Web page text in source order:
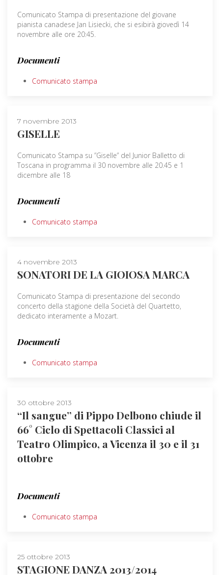
Comunicato Stampa di presentazione del giovane
pianista canadese Jan Lisiecki, che si esibirà giovedì 14
novembre alle ore 20:45.
Documenti
Comunicato stampa
7 novembre 2013
GISELLE
Comunicato Stampa su ”Giselle” del Junior Balletto di
Toscana in programma il 30 novembre alle 20.45 e 1
dicembre alle 18
Documenti
Comunicato stampa
4 novembre 2013
SONATORI DE LA GIOIOSA MARCA
Comunicato Stampa di presentazione del secondo
concerto della stagione della Società del Quartetto,
dedicato interamente a Mozart.
Documenti
Comunicato stampa
30 ottobre 2013
“Il sangue” di Pippo Delbono chiude il
66° Ciclo di Spettacoli Classici al
Teatro Olimpico, a Vicenza il 30 e il 31
ottobre
Documenti
Comunicato stampa
25 ottobre 2013
STAGIONE DANZA 2013/2014